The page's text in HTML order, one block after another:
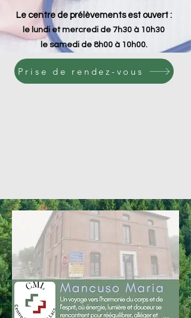
Le centre de prélèvements est ouvert :
le lundi et mercredi de 7h30 à 10h30
le samedi de 8h00 à 10h00.
Prise de rendez-vous